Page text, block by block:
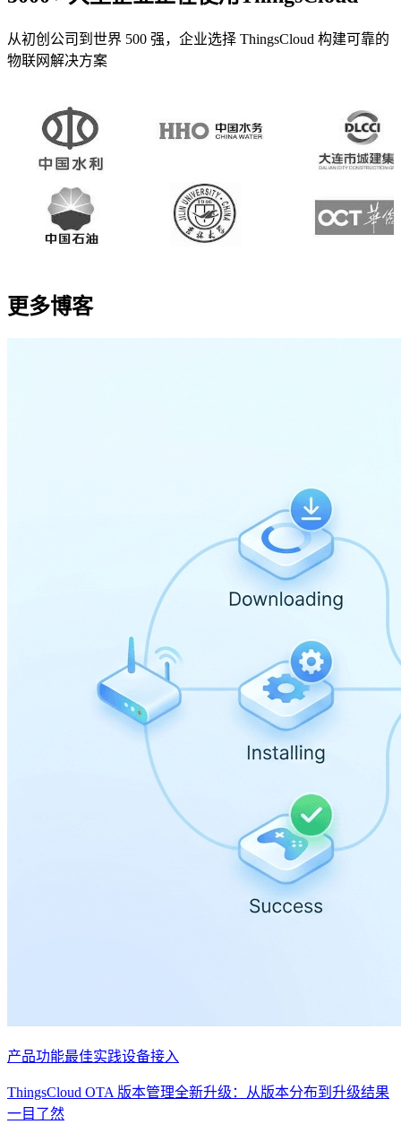
从初创公司到世界 500 强，企业选择 ThingsCloud 构建可靠的
物联网解决方案
更多博客
产品功能最佳实践设备接入
ThingsCloud OTA 版本管理全新升级：从版本分布到升级结果
一目了然